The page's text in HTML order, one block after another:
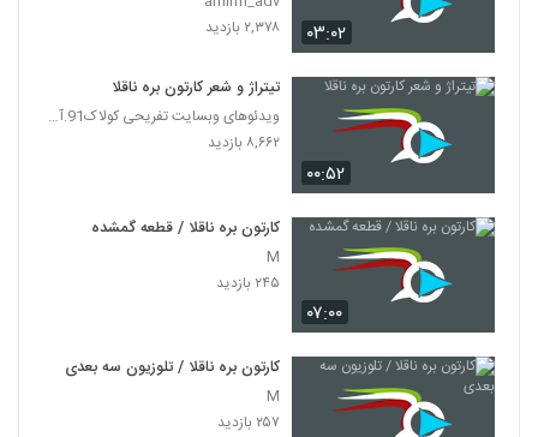
۰۳:۰۲
۲,۳۷۸ بازدید
۰۰:۵۲
تیتراژ و شعر کارتون بره ناقلا
ویدئوهای وبسایت تفریحی کولاک91.آی آر|koolak91.ir
۸,۶۶۲ بازدید
۰۷:۰۰
کارتون بره ناقلا / قطعه گمشده
M
۲۴۵ بازدید
کارتون بره ناقلا / تلوزیون سه بعدی
M
۲۵۷ بازدید